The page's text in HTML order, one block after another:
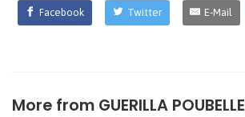
Facebook Twitter E-Mail
More from GUERILLA POUBELLE